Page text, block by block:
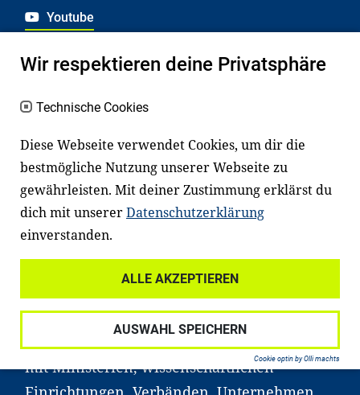
Youtube
Es fängt mitLesen an
Ein gutes Lese- und Sprachvermögen
macht den positiven Unterschied:
Es erleichtert den Zugang zu Bildung und
einem erfolgreichen Berufsleben. Viele
Kinder und Jugendliche in Deutschland
haben aber große Schwierigkeiten dabei.
Lehrer*innen und andere
Fachexpert*innen. Dafür arbeiten wir eng
mit Ministerien, wissenschaftlichen
Wir respektieren deine Privatsphäre
Technische Cookies
Diese Webseite verwendet Cookies, um dir die
bestmögliche Nutzung unserer Webseite zu
gewährleisten. Mit deiner Zustimmung erklärst du
dich mit unsererDatenschutzerklärung
einverstanden.
ALLE AKZEPTIEREN
AUSWAHL SPEICHERN
Cookie optin by Olli machts